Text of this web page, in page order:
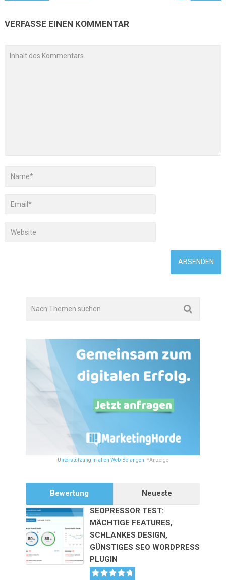
VERFASSE EINEN KOMMENTAR
Unterstützung in allen Web-Belangen. *Anzeige
Bewertung
Neueste
SEOPRESSOR TEST:
MÄCHTIGE FEATURES,
SCHLANKES DESIGN,
GÜNSTIGES SEO WORDPRESS
PLUGIN